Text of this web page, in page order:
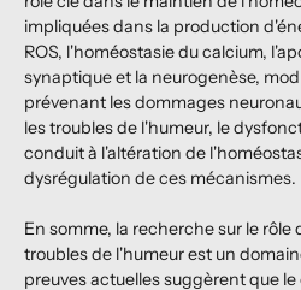
impliquées dans la production
ROS, l'homéostasie du calcium,
synaptique et la neurogenèse,
prévenant les dommages
les troubles de l'humeur, le
conduit à l'altération de
dysrégulation de ces mécanismes.
En somme, la recherche sur le
troubles de l'humeur est un
preuves actuelles suggèrent que